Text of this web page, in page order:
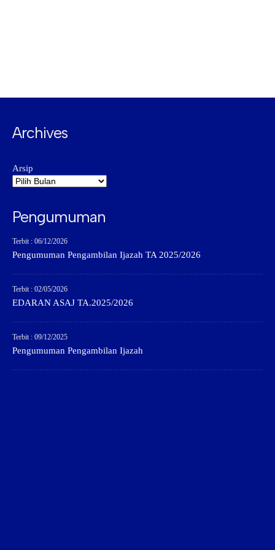
Archives
Arsip
Pengumuman
Terbit : 06/12/2026
Pengumuman Pengambilan Ijazah TA 2025/2026
Terbit : 02/05/2026
EDARAN ASAJ TA.2025/2026
Terbit : 09/12/2025
Pengumuman Pengambilan Ijazah